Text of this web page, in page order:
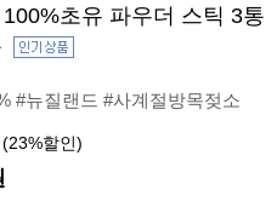
초유 파우더 스틱 3통
#뉴질랜드 #사계절방목젖소
(23%할인)